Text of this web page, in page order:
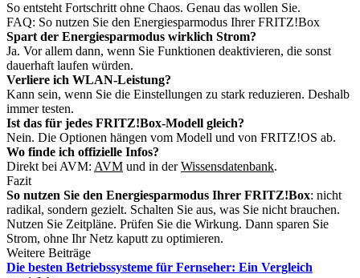
So entsteht Fortschritt ohne Chaos. Genau das wollen Sie.
FAQ: So nutzen Sie den Energiesparmodus Ihrer FRITZ!Box
Spart der Energiesparmodus wirklich Strom?
Ja. Vor allem dann, wenn Sie Funktionen deaktivieren, die sonst
dauerhaft laufen würden.
Verliere ich WLAN-Leistung?
Kann sein, wenn Sie die Einstellungen zu stark reduzieren. Deshalb
immer testen.
Ist das für jedes FRITZ!Box-Modell gleich?
Nein. Die Optionen hängen vom Modell und von FRITZ!OS ab.
Wo finde ich offizielle Infos?
Direkt bei AVM: AVM und in derWissensdatenbank.
Fazit
So nutzen Sie den Energiesparmodus Ihrer FRITZ!Box: nicht
radikal, sondern gezielt. Schalten Sie aus, was Sie nicht brauchen.
Nutzen Sie Zeitpläne. Prüfen Sie die Wirkung. Dann sparen Sie
Strom, ohne Ihr Netz kaputt zu optimieren.
Weitere Beiträge
Die besten Betriebssysteme für Fernseher: Ein Vergleich